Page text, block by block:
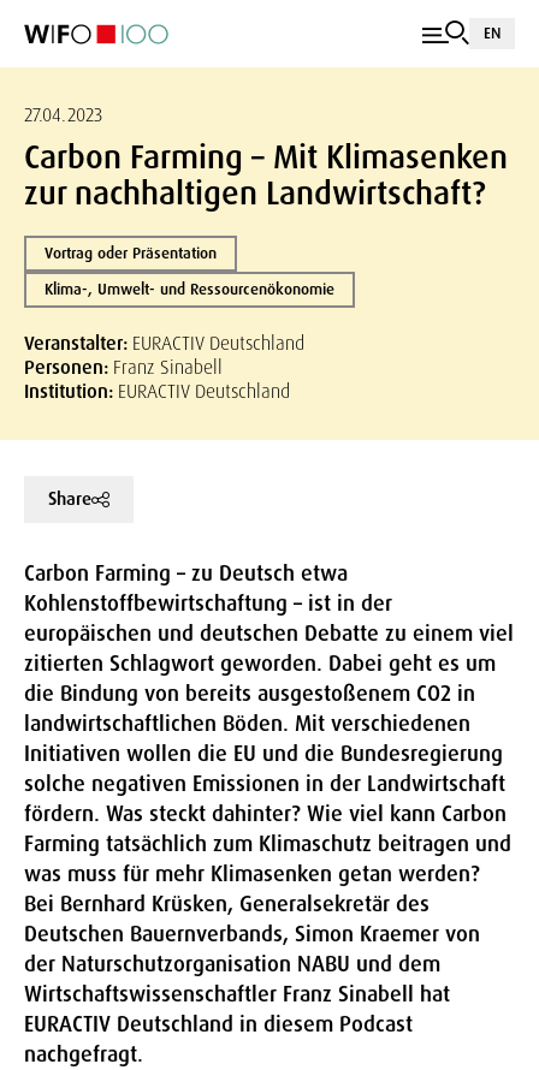
EN
27.04.2023
Carbon Farming – Mit Klimasenken
zur nachhaltigen Landwirtschaft?
Vortrag oder Präsentation
Klima-, Umwelt- und Ressourcenökonomie
Veranstalter: EURACTIV Deutschland
Personen: Franz Sinabell
Institution: EURACTIV Deutschland
Share
Carbon Farming – zu Deutsch etwa
Kohlenstoffbewirtschaftung – ist in der
europäischen und deutschen Debatte zu einem viel
zitierten Schlagwort geworden. Dabei geht es um
die Bindung von bereits ausgestoßenem CO2 in
landwirtschaftlichen Böden. Mit verschiedenen
Initiativen wollen die EU und die Bundesregierung
solche negativen Emissionen in der Landwirtschaft
fördern. Was steckt dahinter? Wie viel kann Carbon
Farming tatsächlich zum Klimaschutz beitragen und
was muss für mehr Klimasenken getan werden?
Bei Bernhard Krüsken, Generalsekretär des
Deutschen Bauernverbands, Simon Kraemer von
der Naturschutzorganisation NABU und dem
Wirtschaftswissenschaftler Franz Sinabell hat
EURACTIV Deutschland in diesem Podcast
nachgefragt.